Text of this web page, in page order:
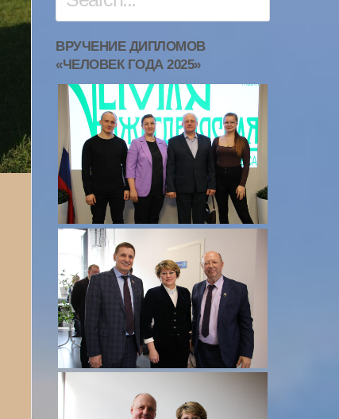
ВРУЧЕНИЕ ДИПЛОМОВ
«ЧЕЛОВЕК ГОДА 2025»